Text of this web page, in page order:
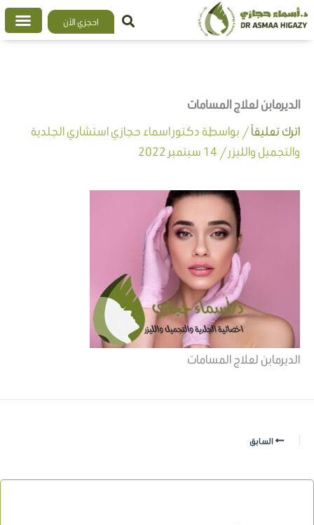
تخطي
إلى
احجزي الآن
الديرمابن لعلاج المسامات
اترك تعليقاً/ بواسطة دكتور اسماء حجازي استشاري الجلدية
والتجميل والليزر/ 14 سبتمبر 2022
الديرمابن لعلاج المسامات
السابق